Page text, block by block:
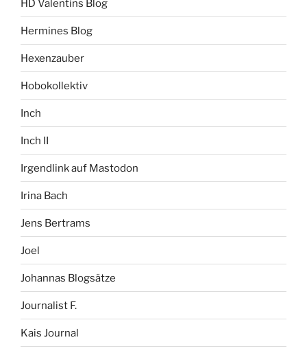
HD Valentins Blog
Hermines Blog
Hexenzauber
Hobokollektiv
Inch
Inch II
Irgendlink auf Mastodon
Irina Bach
Jens Bertrams
Joel
Johannas Blogsätze
Journalist F.
Kais Journal